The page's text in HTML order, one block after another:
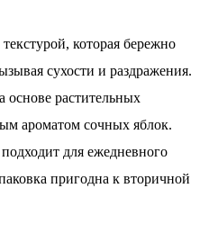
которая бережно
сухости и раздражения.
основе растительных
ароматом сочных яблок.
для ежедневного
пригодна к вторичной